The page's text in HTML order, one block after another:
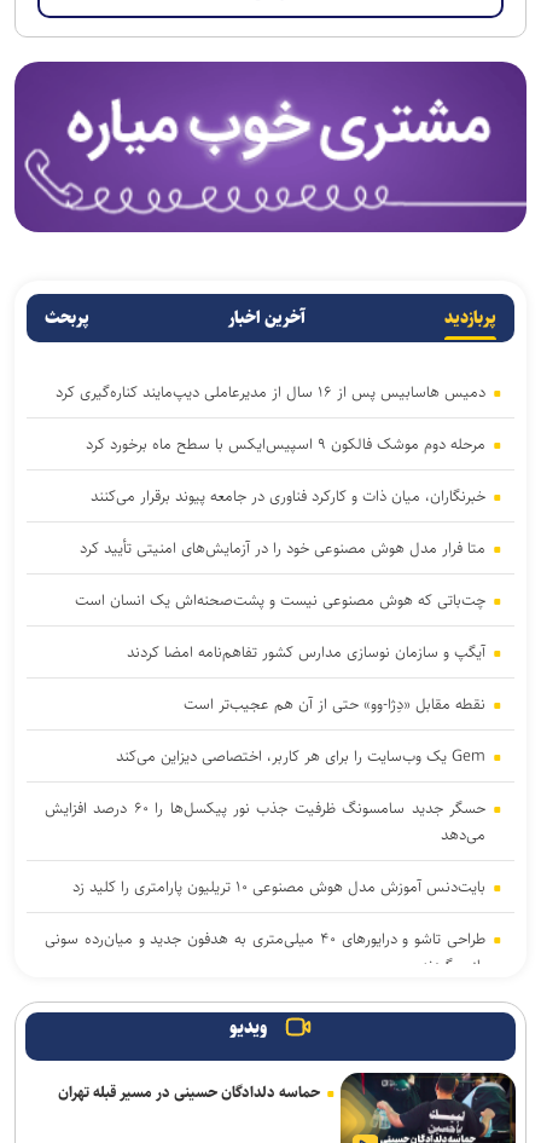
پربازدید آخرین اخبار پربحث
دمیس هاسابیس پس از ۱۶ سال از مدیرعاملی دیپ‌مایند کناره‌گیری کرد
مرحله دوم موشک فالکون ۹ اسپیس‌ایکس با سطح ماه برخورد کرد
خبرنگاران، میان ذات و کارکرد فناوری در جامعه پیوند برقرار می‌کنند
متا فرار مدل هوش مصنوعی خود را در آزمایش‌های امنیتی تأیید کرد
چت‌باتی که هوش مصنوعی نیست و پشت‌صحنه‌اش یک انسان است
آیگپ و سازمان نوسازی مدارس کشور تفاهم‌نامه امضا کردند
نقطه مقابل «دِژا-وو» حتی از آن هم عجیب‌تر است
Gem یک وب‌سایت را برای هر کاربر، اختصاصی دیزاین می‌کند
حسگر جدید سامسونگ ظرفیت جذب نور پیکسل‌ها را ۶۰ درصد افزایش
می‌دهد
بایت‌دنس آموزش مدل هوش مصنوعی ۱۰ تریلیون پارامتری را کلید زد
طراحی تاشو و درایورهای ۴۰ میلی‌متری به هدفون جدید و میان‌رده سونی
بازمی‌گردند
خبرنگاران با روایت دقیق، جامعه را با دولت هوشمند همراه می‌کنند
دالبی ویژن ۲ با تنظیمات هوشمند تصویر راهی تلویزیون‌های های‌سنس
شد
ویدیو
حماسه دلدادگان حسینی در مسیر قبله تهران